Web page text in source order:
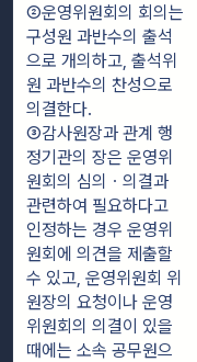
②운영위원회의 회의는
구성원 과반수의 출석
으로 개의하고, 출석위
원 과반수의 찬성으로
의결한다.
③감사원장과 관계 행
정기관의 장은 운영위
원회의 심의ㆍ의결과
관련하여 필요하다고
인정하는 경우 운영위
원회에 의견을 제출할
수 있고, 운영위원회 위
원장의 요청이나 운영
위원회의 의결이 있을
때에는 소속 공무원으